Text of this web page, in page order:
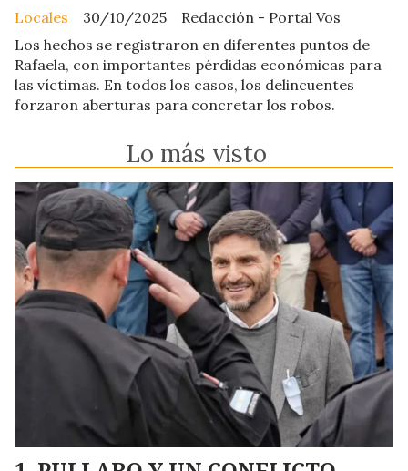
Redacción - Portal Vos
Locales
30/10/2025
Los hechos se registraron en diferentes puntos de
Rafaela, con importantes pérdidas económicas para
las víctimas. En todos los casos, los delincuentes
forzaron aberturas para concretar los robos.
Lo más visto